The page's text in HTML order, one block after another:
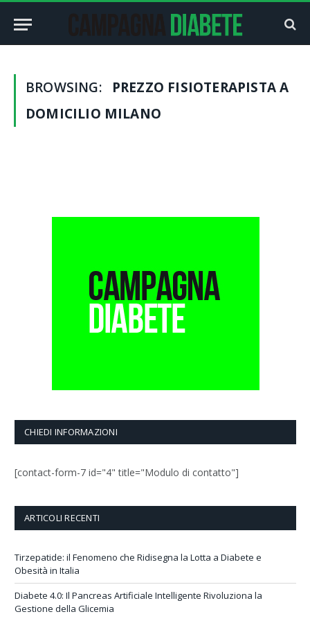
BROWSING:
PREZZO FISIOTERAPISTA A
DOMICILIO MILANO
CHIEDI INFORMAZIONI
[contact-form-7 id="4" title="Modulo di contatto"]
ARTICOLI RECENTI
Tirzepatide: il Fenomeno che Ridisegna la Lotta a Diabete e
Obesità in Italia
Diabete 4.0: Il Pancreas Artificiale Intelligente Rivoluziona la
Gestione della Glicemia